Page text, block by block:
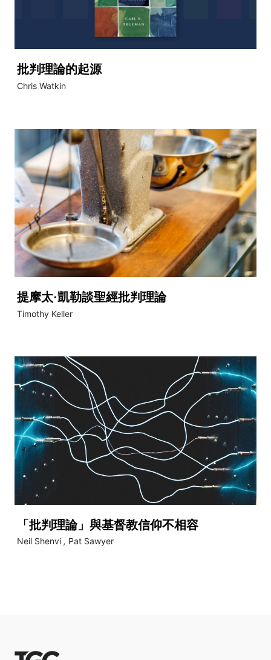
批判理論的起源
Chris Watkin
提摩太·凱勒談聖經批判理論
Timothy Keller
「批判理論」與基督教信仰不相容
Neil Shenvi , Pat Sawyer